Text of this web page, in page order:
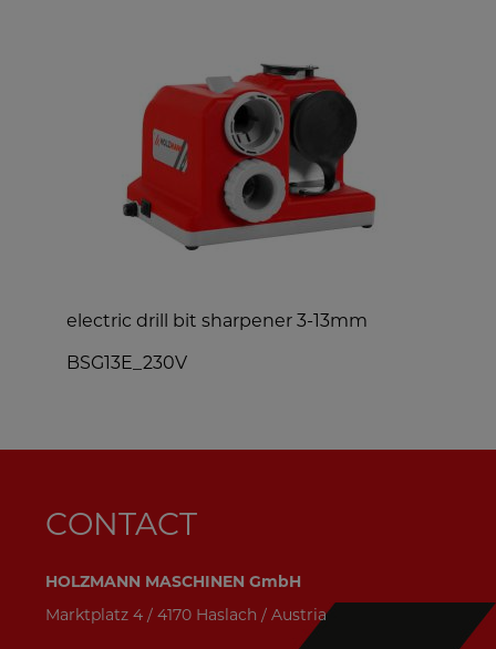
electric drill bit sharpener 3-13mm
BSG13E_230V
CONTACT
HOLZMANN MASCHINEN GmbH
Marktplatz 4 / 4170 Haslach / Austria